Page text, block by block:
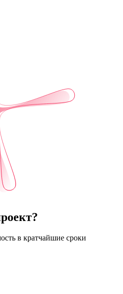
в кратчайшие сроки